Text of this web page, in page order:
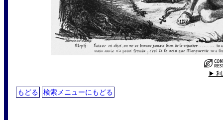
▶ 利
もどる 検索メニューにもどる